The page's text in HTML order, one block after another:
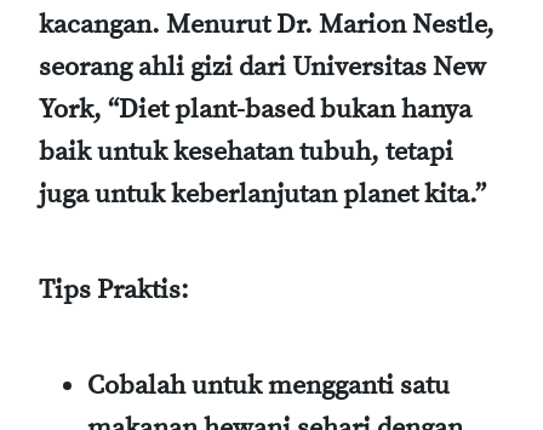
kacangan. Menurut Dr. Marion Nestle,
seorang ahli gizi dari Universitas New
York, “Diet plant-based bukan hanya
baik untuk kesehatan tubuh, tetapi
juga untuk keberlanjutan planet kita.”
Tips Praktis:
Cobalah untuk mengganti satu